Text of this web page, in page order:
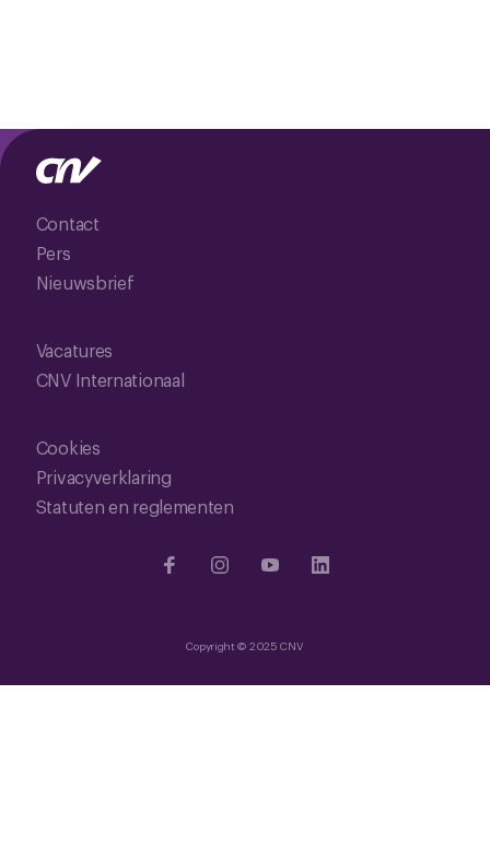
Contact
Pers
Nieuwsbrief
Vacatures
CNV Internationaal
Cookies
Privacyverklaring
Statuten en reglementen
Copyright © 2025 CNV